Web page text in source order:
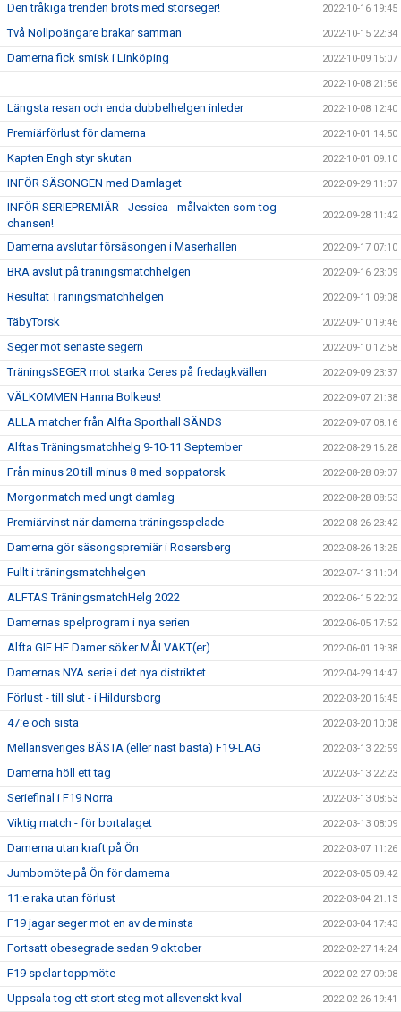
Den tråkiga trenden bröts med storseger! 2022-10-16 19:45
Två Nollpoängare brakar samman 2022-10-15 22:34
Damerna fick smisk i Linköping 2022-10-09 15:07
2022-10-08 21:56
Längsta resan och enda dubbelhelgen inleder 2022-10-08 12:40
Premiärförlust för damerna 2022-10-01 14:50
Kapten Engh styr skutan 2022-10-01 09:10
INFÖR SÄSONGEN med Damlaget 2022-09-29 11:07
INFÖR SERIEPREMIÄR - Jessica - målvakten som tog
chansen!
2022-09-28 11:42
Damerna avslutar försäsongen i Maserhallen 2022-09-17 07:10
BRA avslut på träningsmatchhelgen 2022-09-16 23:09
Resultat Träningsmatchhelgen 2022-09-11 09:08
TäbyTorsk 2022-09-10 19:46
Seger mot senaste segern 2022-09-10 12:58
TräningsSEGER mot starka Ceres på fredagkvällen 2022-09-09 23:37
VÄLKOMMEN Hanna Bolkeus! 2022-09-07 21:38
ALLA matcher från Alfta Sporthall SÄNDS 2022-09-07 08:16
Alftas Träningsmatchhelg 9-10-11 September 2022-08-29 16:28
Från minus 20 till minus 8 med soppatorsk 2022-08-28 09:07
Morgonmatch med ungt damlag 2022-08-28 08:53
Premiärvinst när damerna träningsspelade 2022-08-26 23:42
Damerna gör säsongspremiär i Rosersberg 2022-08-26 13:25
Fullt i träningsmatchhelgen 2022-07-13 11:04
ALFTAS TräningsmatchHelg 2022 2022-06-15 22:02
Damernas spelprogram i nya serien 2022-06-05 17:52
Alfta GIF HF Damer söker MÅLVAKT(er) 2022-06-01 19:38
Damernas NYA serie i det nya distriktet 2022-04-29 14:47
Förlust - till slut - i Hildursborg 2022-03-20 16:45
47:e och sista 2022-03-20 10:08
Mellansveriges BÄSTA (eller näst bästa) F19-LAG 2022-03-13 22:59
Damerna höll ett tag 2022-03-13 22:23
Seriefinal i F19 Norra 2022-03-13 08:53
Viktig match - för bortalaget 2022-03-13 08:09
Damerna utan kraft på Ön 2022-03-07 11:26
Jumbomöte på Ön för damerna 2022-03-05 09:42
11:e raka utan förlust 2022-03-04 21:13
F19 jagar seger mot en av de minsta 2022-03-04 17:43
Fortsatt obesegrade sedan 9 oktober 2022-02-27 14:24
F19 spelar toppmöte 2022-02-27 09:08
Uppsala tog ett stort steg mot allsvenskt kval 2022-02-26 19:41